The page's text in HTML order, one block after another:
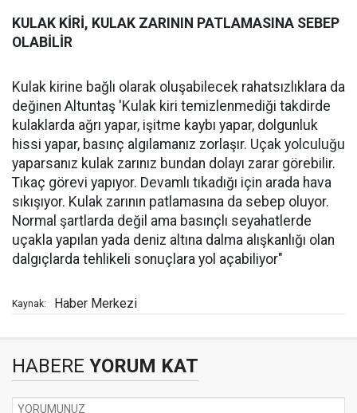
KULAK KİRİ, KULAK ZARININ PATLAMASINA SEBEP
OLABİLİR
Kulak kirine bağlı olarak oluşabilecek rahatsızlıklara da
değinen Altuntaş 'Kulak kiri temizlenmediği takdirde
kulaklarda ağrı yapar, işitme kaybı yapar, dolgunluk
hissi yapar, basınç algılamanız zorlaşır. Uçak yolculuğu
yaparsanız kulak zarınız bundan dolayı zarar görebilir.
Tıkaç görevi yapıyor. Devamlı tıkadığı için arada hava
sıkışıyor. Kulak zarının patlamasına da sebep oluyor.
Normal şartlarda değil ama basınçlı seyahatlerde
uçakla yapılan yada deniz altına dalma alışkanlığı olan
dalgıçlarda tehlikeli sonuçlara yol açabiliyor"
Kaynak: Haber Merkezi
HABERE YORUM KAT